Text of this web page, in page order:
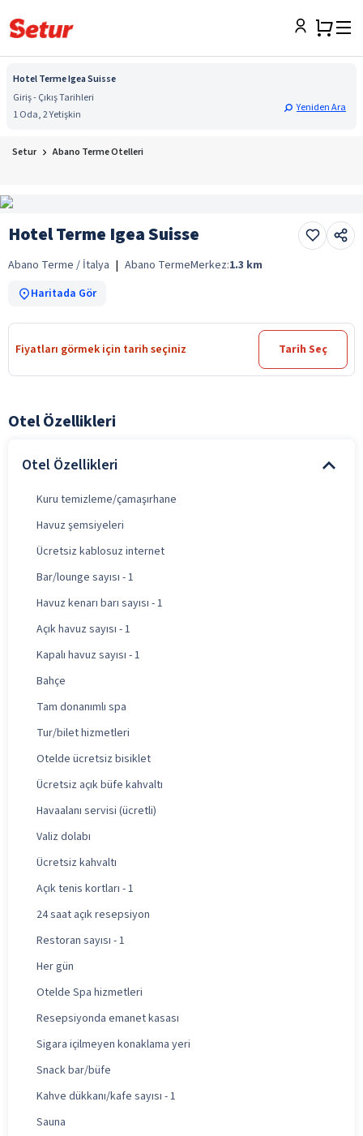
Hotel Terme Igea Suisse
Giriş - Çıkış Tarihleri
1 Oda, 2 Yetişkin
Yeniden Ara
Setur Abano Terme Otelleri
Hotel Terme Igea Suisse
Abano Terme / İtalya | Abano TermeMerkez:1.3 km
Haritada Gör
Fiyatları görmek için tarih seçiniz Tarih Seç
Otel Özellikleri
Otel Özellikleri
Kuru temizleme/çamaşırhane
Havuz şemsiyeleri
Ücretsiz kablosuz internet
Bar/lounge sayısı - 1
Havuz kenarı barı sayısı - 1
Açık havuz sayısı - 1
Kapalı havuz sayısı - 1
Bahçe
Tam donanımlı spa
Tur/bilet hizmetleri
Otelde ücretsiz bisiklet
Ücretsiz açık büfe kahvaltı
Havaalanı servisi (ücretli)
Valiz dolabı
Ücretsiz kahvaltı
Açık tenis kortları - 1
24 saat açık resepsiyon
Restoran sayısı - 1
Her gün
Otelde Spa hizmetleri
Resepsiyonda emanet kasası
Sigara içilmeyen konaklama yeri
Snack bar/büfe
Kahve dükkanı/kafe sayısı - 1
Sauna